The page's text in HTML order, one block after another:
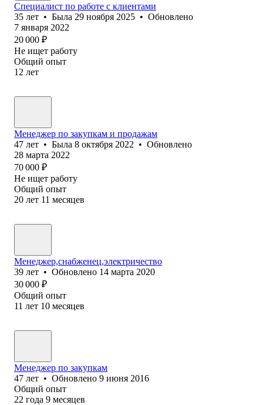
Специалист по работе с клиентами
35 лет • Была 29 ноября 2025 • Обновлено
7 января 2022
20 000 ₽
Не ищет работу
Общий опыт
12 лет
Менеджер по закупкам и продажам
47 лет • Была 8 октября 2022 • Обновлено
28 марта 2022
70 000 ₽
Не ищет работу
Общий опыт
20 лет 11 месяцев
Менеджер,снабженец,электричество
39 лет • Обновлено 14 марта 2020
30 000 ₽
Общий опыт
11 лет 10 месяцев
Менеджер по закупкам
47 лет • Обновлено 9 июня 2016
Общий опыт
22 года 9 месяцев